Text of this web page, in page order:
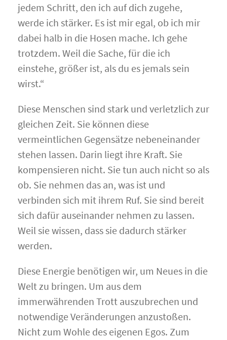
jedem Schritt, den ich auf dich zugehe,
werde ich stärker. Es ist mir egal, ob ich mir
dabei halb in die Hosen mache. Ich gehe
trotzdem. Weil die Sache, für die ich
einstehe, größer ist, als du es jemals sein
wirst.“
Diese Menschen sind stark und verletzlich zur
gleichen Zeit. Sie können diese
vermeintlichen Gegensätze nebeneinander
stehen lassen. Darin liegt ihre Kraft. Sie
kompensieren nicht. Sie tun auch nicht so als
ob. Sie nehmen das an, was ist und
verbinden sich mit ihrem Ruf. Sie sind bereit
sich dafür auseinander nehmen zu lassen.
Weil sie wissen, dass sie dadurch stärker
werden.
Diese Energie benötigen wir, um Neues in die
Welt zu bringen. Um aus dem
immerwährenden Trott auszubrechen und
notwendige Veränderungen anzustoßen.
Nicht zum Wohle des eigenen Egos. Zum